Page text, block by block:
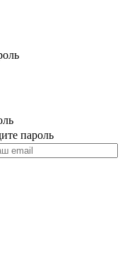
пароль